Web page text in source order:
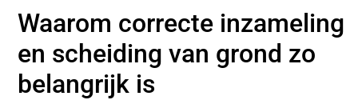
Waarom correcte inzameling
en scheiding van grond zo
belangrijk is